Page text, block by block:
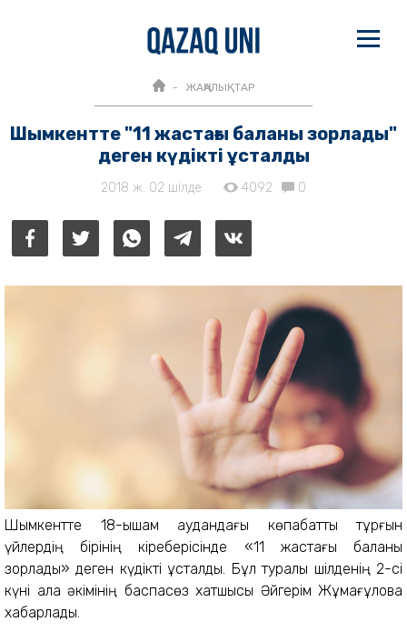
ЖАҢАЛЫҚТАР
Шымкентте "11 жастағы баланы зорлады"
деген күдікті ұсталды
2018 ж. 02 шілде 4092 0
Шымкентте 18-ықшам аудандағы көпқабатты тұрғын
үйлердің бірінің кіреберісінде «11 жастағы баланы
зорлады» деген күдікті ұсталды. Бұл туралы шілденің 2-сі
күні қала әкімінің баспасөз xатшысы Әйгерім Жұмағұлова
xабарлады.